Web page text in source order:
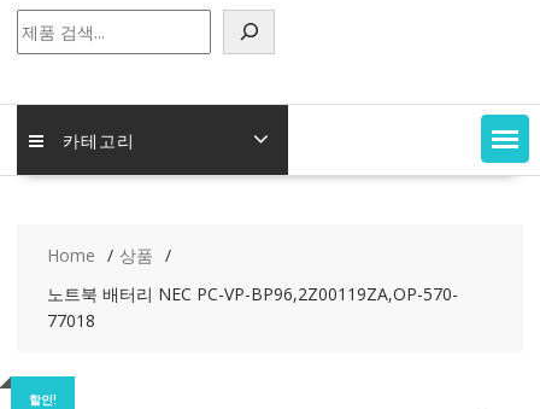
색
카테고리
Home
상품
노트북 배터리 NEC PC-VP-BP96,2Z00119ZA,OP-570-
77018
할인!